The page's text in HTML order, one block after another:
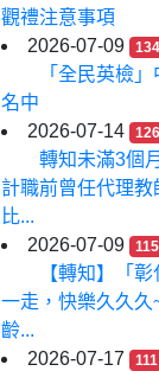
觀禮注意事項
2026-07-09
134
「全民英檢
名中
2026-07-14
126
轉知未滿3個
計職前曾任代理
比...
2026-07-09
115
【轉知】「
一走，快樂久久
齡...
2026-07-17
111